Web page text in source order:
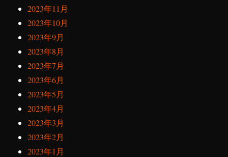
2023年11月
2023年10月
2023年9月
2023年8月
2023年7月
2023年6月
2023年5月
2023年4月
2023年3月
2023年2月
2023年1月